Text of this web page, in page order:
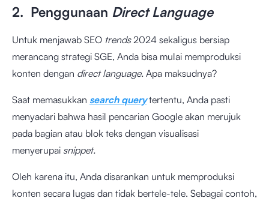
2. Penggunaan Direct Language
Untuk menjawab SEO trends2024 sekaligus bersiap
merancang strategi SGE, Anda bisa mulai memproduksi
konten dengan direct language. Apa maksudnya?
Saat memasukkan search query tertentu, Anda pasti
menyadari bahwa hasil pencarian Google akan merujuk
pada bagian atau blok teks dengan visualisasi
menyerupai snippet.
Oleh karena itu, Anda disarankan untuk memproduksi
konten secara lugas dan tidak bertele-tele. Sebagai contoh,